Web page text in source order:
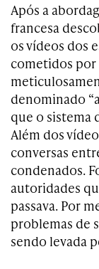
Após a
francesa
os vídeos dos
cometidos por
denominado
que o sistema
Além dos
conversas
condenados.
autoridades
passava. Por
problemas de
sendo levada